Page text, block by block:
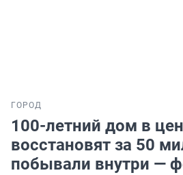
ГОРОД
100-летний дом в
восстановят за 50
побывали внутри —